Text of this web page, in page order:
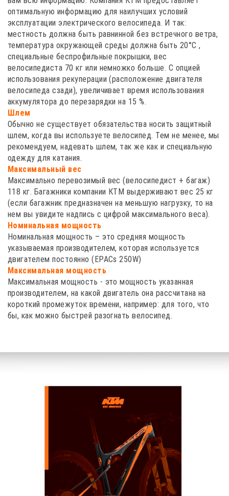
оптимальную информацию для наилучших условий
эксплуатации электрического велосипеда. И так:
местность должна быть равнинной без встречного ветра,
температура окружающей среды должна быть 20°C ,
специальные беспрофильные покрышки, вес
велосипедиста 70 кг или немножко больше. С опцией
использования рекуперации (расположение двигателя
велосипеда сзади), увеличивает время использования
аккумулятора до перезарядки на 15 %.
Шлем
Обычно не существует обязательства носить защитный
шлем, когда вы используете велосипед. Тем не менее, мы
рекомендуем, надевать шлем, так же как и специальную
одежду для катания.
Максимальный вес
Максимально перевозимый вес (велосипедист + багаж)
118 кг. Багажники компании КТМ выдерживают вес 25 кг
(если багажник предназначен на меньшую нагрузку, то на
нем вы увидите надпись с цифрой максимального веса).
Номинальная мощность
Номинальная мощность – это средняя мощность
указываемая производителем, которая используется
двигателем постоянно (EPACs 250W)
Максимальная мощность
Максимальная мощность - это мощность указанная
производителем, на какой двигатель она рассчитана на
короткий промежуток времени, например: для того, что
бы, как можно быстрей разогнать велосипед.